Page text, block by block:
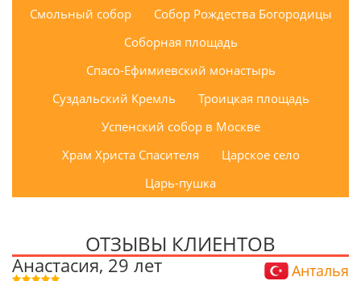
Смольный собор
Собор Рождества Богородицы
Соборная площадь
Спасо-Ефимиевский монастырь
Суздальский Кремль
Троицкая площадь
Успенский собор в Москве
Храм Христа Спасителя
Царское село
Царь-пушка
ОТЗЫВЫ КЛИЕНТОВ
Анастасия, 29 лет Анталья